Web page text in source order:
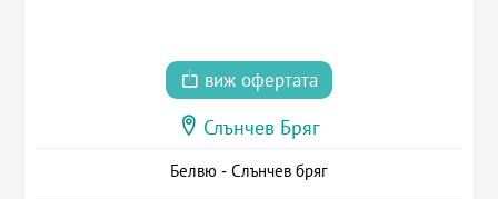
виж офертата
Слънчев Бряг
Белвю - Слънчев бряг